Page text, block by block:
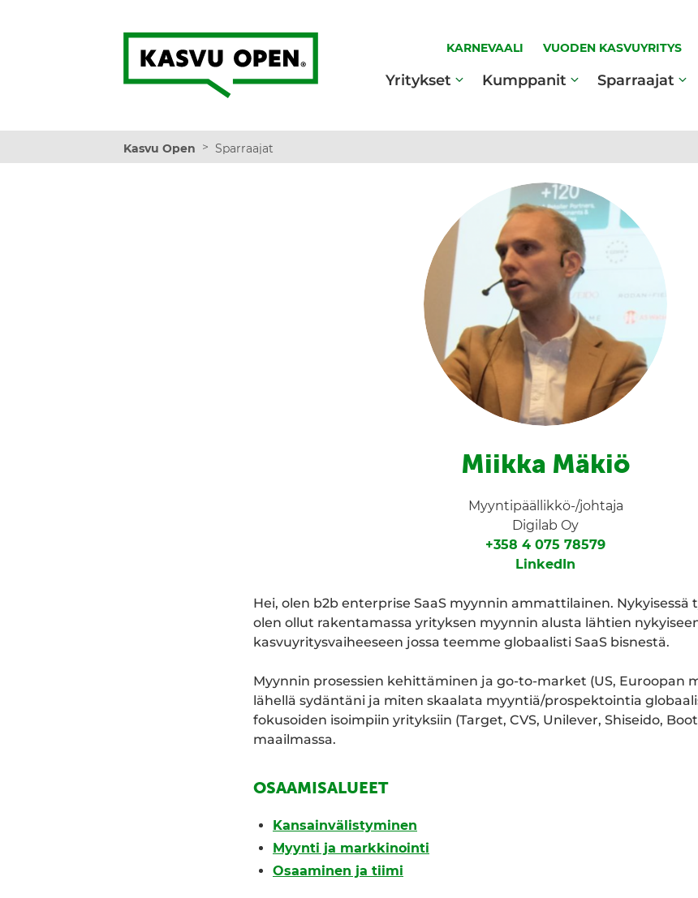
Kasvu Open
KARNEVAALI VUODEN KASVUYRITYS
Yritykset Kumppanit Sparraajat
Kasvu Open > Sparraajat
Miikka Mäkiö
Myyntipäällikkö-/johtaja
Digilab Oy
+358 4 075 78579
LinkedIn
Hei, olen b2b enterprise SaaS myynnin ammattilainen. Nykyisessä
olen ollut rakentamassa yrityksen myynnin alusta lähtien
kasvuyritysvaiheeseen jossa teemme globaalisti SaaS bisnestä.
Myynnin prosessien kehittäminen ja go-to-market (US, Euroopan
lähellä sydäntäni ja miten skaalata myyntiä/prospektointia
fokusoiden isoimpiin yrityksiin (Target, CVS, Unilever, Shiseido,
maailmassa.
OSAAMISALUEET
Kansainvälistyminen
Myynti ja markkinointi
Osaaminen ja tiimi